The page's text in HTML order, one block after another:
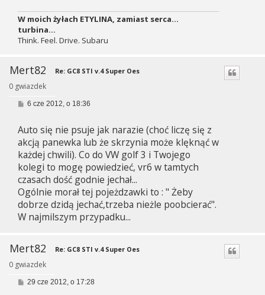
W moich żyłach ETYLINA, zamiast serca...
turbina...
Think. Feel. Drive. Subaru
Mert82
0 gwiazdek
Re: GC8 STI v.4 Super Oes
P
t
6 cze 2012, o 18:36
Auto się nie psuje jak narazie (choć liczę się z
akcją panewka lub że skrzynia może klęknąć w
każdej chwili). Co do VW golf 3 i Twojego
kolegi to mogę powiedzieć, vr6 w tamtych
czasach dość godnie jechał...
Ogólnie morał tej pojeżdzawki to : " Żeby
dobrze dzidą jechać,trzeba nieżle poobcierać".
W najmilszym przypadku...
Mert82
0 gwiazdek
Re: GC8 STI v.4 Super Oes
P29 cze 2012, o 17:28